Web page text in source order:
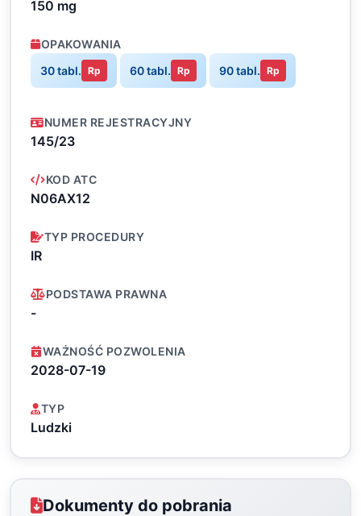
150 mg
OPAKOWANIA
30 tabl. Rp 60 tabl. Rp 90 tabl. Rp
NUMER REJESTRACYJNY
145/23
KOD ATC
N06AX12
TYP PROCEDURY
IR
PODSTAWA PRAWNA
-
WAŻNOŚĆ POZWOLENIA
2028-07-19
TYP
Ludzki
Dokumenty do pobrania